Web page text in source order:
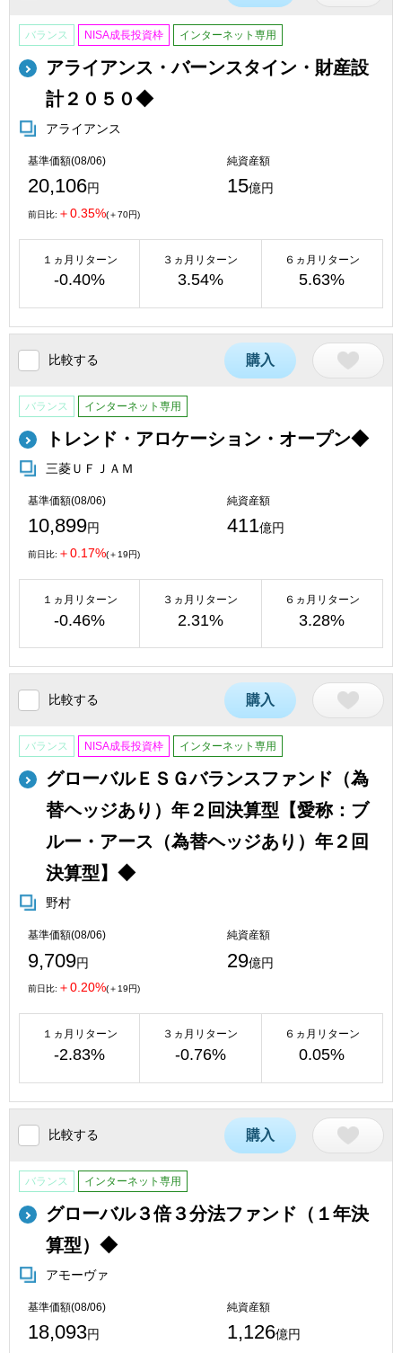
バランス NISA成長投資枠 インターネット専用
アライアンス・バーンスタイン・財産設
計２０５０◆
アライアンス
基準価額(08/06)
20,106円
純資産額
15億円
前日比: ＋0.35%(＋70円)
１ヵ月リターン
-0.40%
３ヵ月リターン
3.54%
６ヵ月リターン
5.63%
比較する 購入
バランス インターネット専用
トレンド・アロケーション・オープン◆
三菱ＵＦＪＡＭ
基準価額(08/06)
10,899円
純資産額
411億円
前日比: ＋0.17%(＋19円)
１ヵ月リターン
-0.46%
３ヵ月リターン
2.31%
６ヵ月リターン
3.28%
比較する 購入
バランス NISA成長投資枠 インターネット専用
グローバルＥＳＧバランスファンド（為
替ヘッジあり）年２回決算型【愛称：ブ
ルー・アース（為替ヘッジあり）年２回
決算型】◆
野村
基準価額(08/06)
9,709円
純資産額
29億円
前日比: ＋0.20%(＋19円)
１ヵ月リターン
-2.83%
３ヵ月リターン
-0.76%
６ヵ月リターン
0.05%
比較する 購入
バランス インターネット専用
グローバル３倍３分法ファンド（１年決
算型）◆
アモーヴァ
基準価額(08/06)
18,093円
純資産額
1,126億円